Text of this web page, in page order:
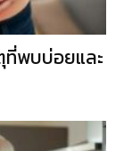
ที่พบบ่อยและ